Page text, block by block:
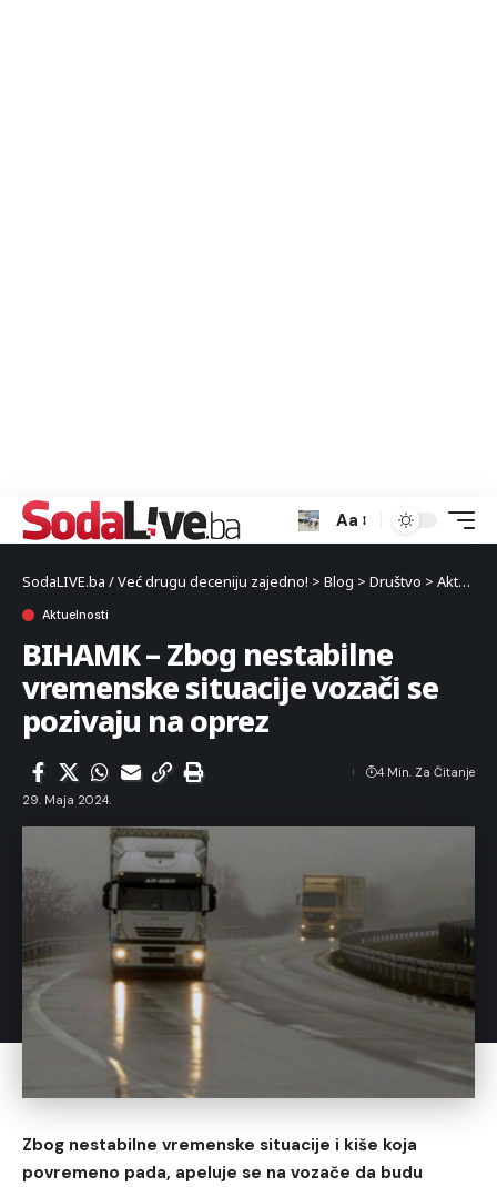
Aa
SodaLIVE.ba / Već drugu deceniju zajedno! > Blog > Društvo > Aktuelnosti
Aktuelnosti
BIHAMK – Zbog nestabilne
vremenske situacije vozači se
pozivaju na oprez
29. Maja 2024.
4 Min. Za Čitanje
Zbog nestabilne vremenske situacije i kiše koja
povremeno pada, apeluje se na vozače da budu